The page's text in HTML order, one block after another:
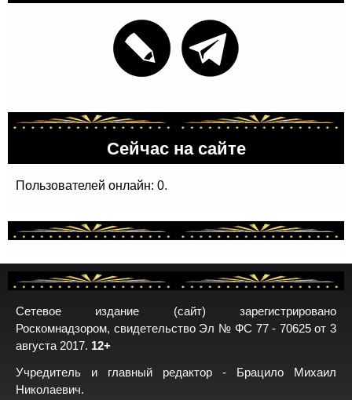
Сейчас на сайте
Пользователей онлайн: 0.
Сетевое издание (сайт) зарегистрировано
Роскомнадзором, свидетельство Эл № ФС 77 - 70625 от 3
августа 2017. 12+
Учредитель и главный редактор - Брацило Михаил
Николаевич.